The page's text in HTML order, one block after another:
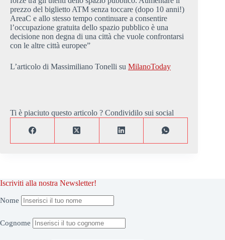
prezzo del biglietto ATM senza toccare (dopo 10 anni!)
AreaC e allo stesso tempo continuare a consentire
l’occupazione gratuita dello spazio pubblico è una
decisione non degna di una città che vuole confrontarsi
con le altre città europee”
L’articolo di Massimiliano Tonelli su MilanoToday
Ti è piaciuto questo articolo ? Condividilo sui social
Iscriviti alla nostra Newsletter!
Nome
Cognome